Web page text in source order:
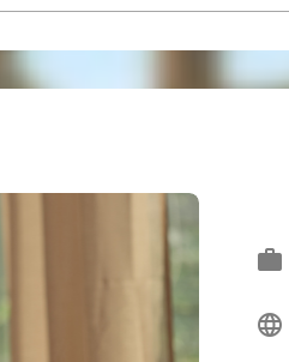
work
language